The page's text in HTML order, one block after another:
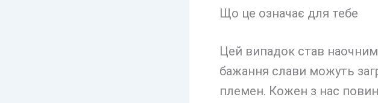
Що це означає для тебе
Цей випадок став
бажання слави можуть
племен. Кожен з нас